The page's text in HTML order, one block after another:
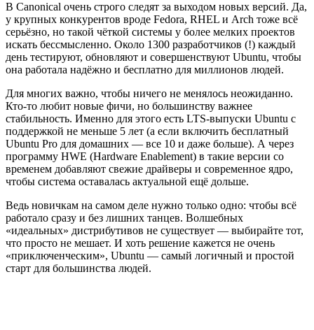
В Canonical очень строго следят за выходом новых версий. Да,
у крупных конкурентов вроде Fedora, RHEL и Arch тоже всё
серьёзно, но такой чёткой системы у более мелких проектов
искать бессмысленно. Около 1300 разработчиков (!) каждый
день тестируют, обновляют и совершенствуют Ubuntu, чтобы
она работала надёжно и бесплатно для миллионов людей.
Для многих важно, чтобы ничего не менялось неожиданно.
Кто-то любит новые фичи, но большинству важнее
стабильность. Именно для этого есть LTS-выпуски Ubuntu с
поддержкой не меньше 5 лет (а если включить бесплатный
Ubuntu Pro для домашних — все 10 и даже больше). А через
программу HWE (Hardware Enablement) в такие версии со
временем добавляют свежие драйверы и современное ядро,
чтобы система оставалась актуальной ещё дольше.
Ведь новичкам на самом деле нужно только одно: чтобы всё
работало сразу и без лишних танцев. Волшебных
«идеальных» дистрибутивов не существует — выбирайте тот,
что просто не мешает. И хоть решение кажется не очень
«приключенческим», Ubuntu — самый логичный и простой
старт для большинства людей.